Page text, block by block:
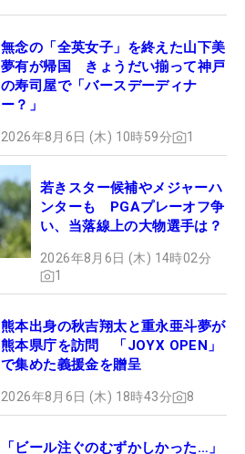
無念の「全英女子」を終えた山下美
夢有が帰国 きょうだい揃って神戸
の寿司屋で「バースデーディナ
ー？」
2026年8月6日 (木) 10時59分 1
若きスター候補やメジャーハ
ンターも PGAプレーオフ争
い、当落線上の大物選手は？
2026年8月6日 (木) 14時02分
1
熊本出身の秋吉翔太と重永亜斗夢が
熊本県庁を訪問 「JOYX OPEN」
で集めた義援金を贈呈
2026年8月6日 (木) 18時43分 8
「ビール注ぐのむずかしかった…」